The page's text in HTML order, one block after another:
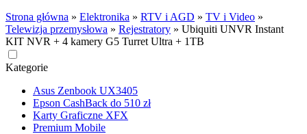
Strona główna » Elektronika » RTV i AGD » TV i Video »
Telewizja przemysłowa » Rejestratory » Ubiquiti UNVR Instant
KIT NVR + 4 kamery G5 Turret Ultra + 1TB
Kategorie
Asus Zenbook UX3405
Epson CashBack do 510 zł
Karty Graficzne XFX
Premium Mobile